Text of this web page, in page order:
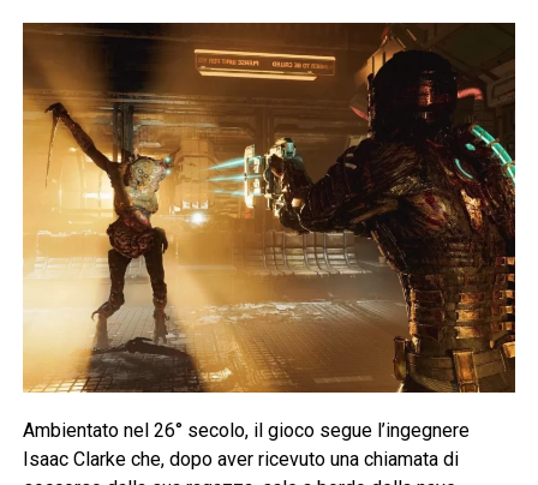
Ambientato nel 26° secolo, il gioco segue l’ingegnere
Isaac Clarke che, dopo aver ricevuto una chiamata di